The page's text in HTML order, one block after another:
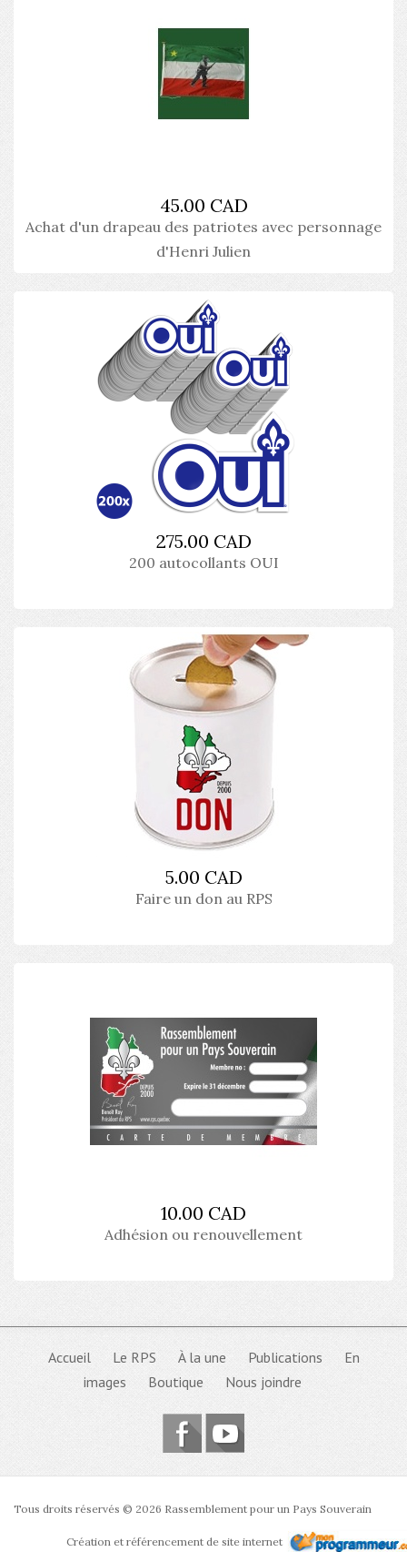
45.00 CAD
Achat d'un drapeau des patriotes avec personnage
d'Henri Julien
275.00 CAD
200 autocollants OUI
5.00 CAD
Faire un don au RPS
10.00 CAD
Adhésion ou renouvellement
Accueil Le RPS À la une Publications
En
images
Boutique Nous joindre
Tous droits réservés © 2026 Rassemblement pour un Pays Souverain
Création et référencement de site internet